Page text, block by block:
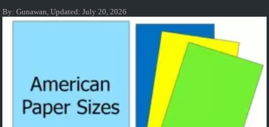
By:Gunawan ,Updated:July 20, 2026